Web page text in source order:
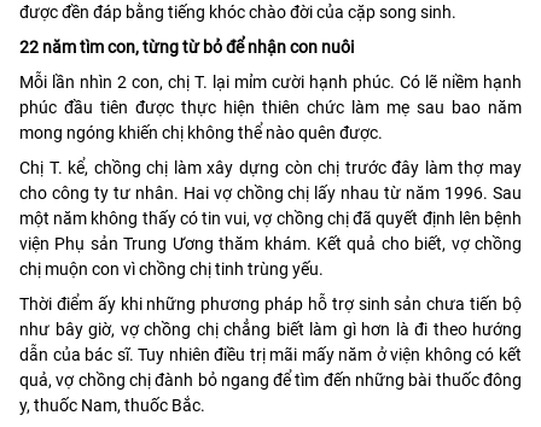
được đền đáp bằng tiếng khóc chào đời của cặp song sinh.
22 năm tìm con, từng từ bỏ để nhận con nuôi
Mỗi lần nhìn 2 con, chị T. lại mỉm cười hạnh phúc. Có lẽ niềm hạnh
phúc đầu tiên được thực hiện thiên chức làm mẹ sau bao năm
mong ngóng khiến chị không thể nào quên được.
Chị T. kể, chồng chị làm xây dựng còn chị trước đây làm thợ may
cho công ty tư nhân. Hai vợ chồng chị lấy nhau từ năm 1996. Sau
một năm không thấy có tin vui, vợ chồng chị đã quyết định lên bệnh
viện Phụ sản Trung Ương thăm khám. Kết quả cho biết, vợ chồng
chị muộn con vì chồng chị tinh trùng yếu.
Thời điểm ấy khi những phương pháp hỗ trợ sinh sản chưa tiến bộ
như bây giờ, vợ chồng chị chẳng biết làm gì hơn là đi theo hướng
dẫn của bác sĩ. Tuy nhiên điều trị mãi mấy năm ở viện không có kết
quả, vợ chồng chị đành bỏ ngang để tìm đến những bài thuốc đông
y, thuốc Nam, thuốc Bắc.